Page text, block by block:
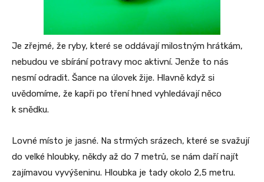
Je zřejmé, že ryby, které se oddávají milostným hrátkám,
nebudou ve sbírání potravy moc aktivní. Jenže to nás
nesmí odradit. Šance na úlovek žije. Hlavně když si
uvědomíme, že kapři po tření hned vyhledávají něco
k snědku.
Lovné místo je jasné. Na strmých srázech, které se svažují
do velké hloubky, někdy až do 7 metrů, se nám daří najít
zajímavou vyvýšeninu. Hloubka je tady okolo 2,5 metru.